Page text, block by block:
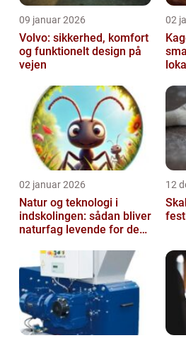
09 januar 2026
Volvo: sikkerhed, komfort
og funktionelt design på
vejen
02
02 januar 2026
Natur og teknologi i
indskolingen: sådan bliver
naturfag levende for de
12